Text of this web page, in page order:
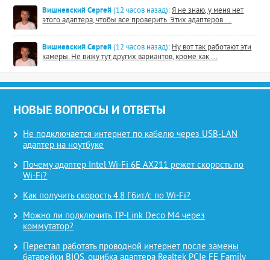
Вишневский Сергей (12 часов назад): Я не знаю, у меня нет
этого адаптера, чтобы все проверить. Этих адаптеров ...
Вишневский Сергей (12 часов назад): Ну вот так работают эти
камеры. Не вижу тут других вариантов, кроме как ...
НОВЫЕ ВОПРОСЫ И ОТВЕТЫ
Не подключается интернет по кабелю через USB-LAN
адаптер на ноутбуке
Почему адаптер Intel Wi-Fi 6E AX211 режет скорость по
Wi-Fi?
Как получить скорость 4.8 Гбит/с по Wi-Fi?
Можно ли подключить TP-Link Deco M4 через
коммутатор?
Перестал работать проводной интернет после замены